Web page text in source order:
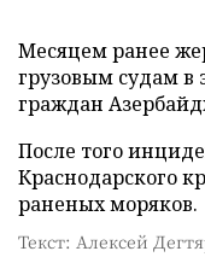
Месяцем ранее
грузовым судам в
граждан
После того
Краснодарского
раненых моряков.
Текст: Алексей